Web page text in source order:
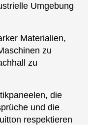
Umgebung
Materialien,
zu
zu
die
und die
respektieren